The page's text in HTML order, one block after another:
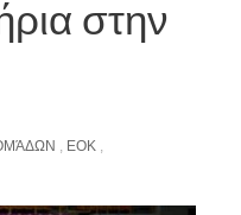
στην
, ΕΟΚ ,